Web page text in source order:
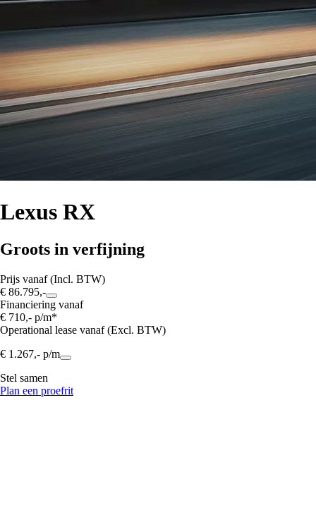
Lexus RX
Groots in verfijning
Prijs vanaf (Incl. BTW)
€ 86.795,-
Financiering vanaf
€ 710,- p/m*
Operational lease vanaf (Excl. BTW)
€ 1.267,- p/m
Stel samen
Plan een proefrit